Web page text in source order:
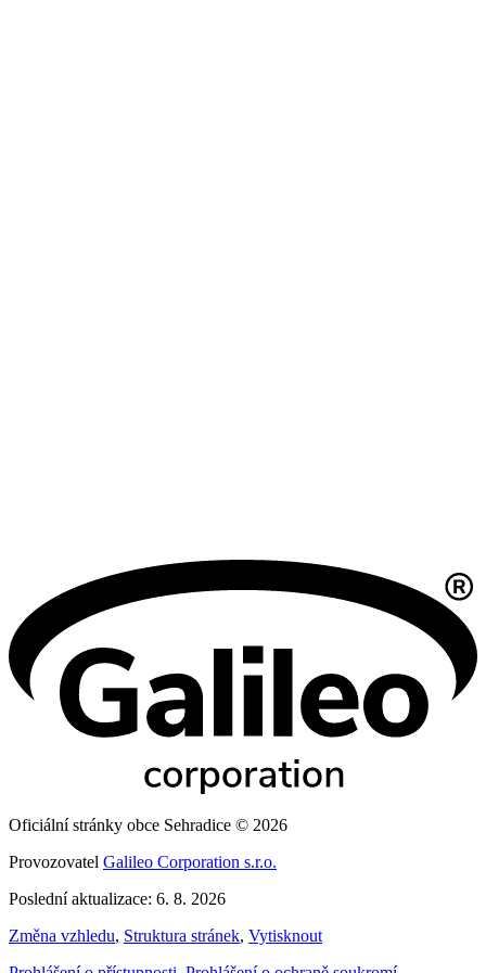
Oficiální stránky obce Sehradice © 2026
Provozovatel Galileo Corporation s.r.o.
Poslední aktualizace: 6. 8. 2026
Změna vzhledu, Struktura stránek, Vytisknout